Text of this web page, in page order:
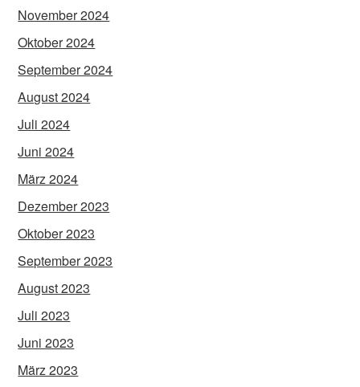
November 2024
Oktober 2024
September 2024
August 2024
Juli 2024
Juni 2024
März 2024
Dezember 2023
Oktober 2023
September 2023
August 2023
Juli 2023
Juni 2023
März 2023